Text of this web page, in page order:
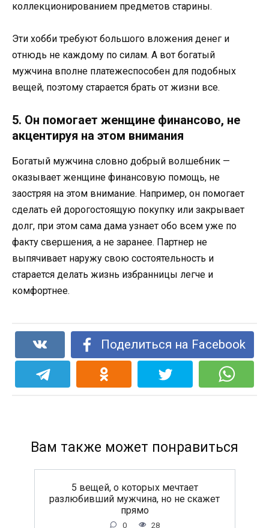
коллекционированием предметов старины.
Эти хобби требуют большого вложения денег и
отнюдь не каждому по силам. А вот богатый
мужчина вполне платежеспособен для подобных
вещей, поэтому старается брать от жизни все.
5. Он помогает женщине финансово, не
акцентируя на этом внимания
Богатый мужчина словно добрый волшебник —
оказывает женщине финансовую помощь, не
заостряя на этом внимание. Например, он помогает
сделать ей дорогостоящую покупку или закрывает
долг, при этом сама дама узнает обо всем уже по
факту свершения, а не заранее. Партнер не
выпячивает наружу свою состоятельность и
старается делать жизнь избранницы легче и
комфортнее.
Поделиться на Facebook
Вам также может понравиться
5 вещей, о которых мечтает
разлюбивший мужчина, но не скажет
прямо
0 28